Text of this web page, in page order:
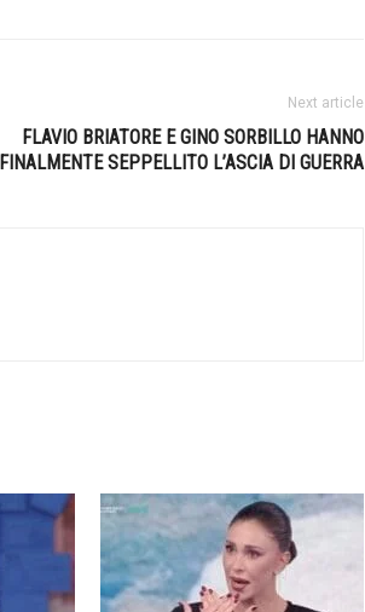
Next article
FLAVIO BRIATORE E GINO SORBILLO HANNO
FINALMENTE SEPPELLITO L’ASCIA DI GUERRA